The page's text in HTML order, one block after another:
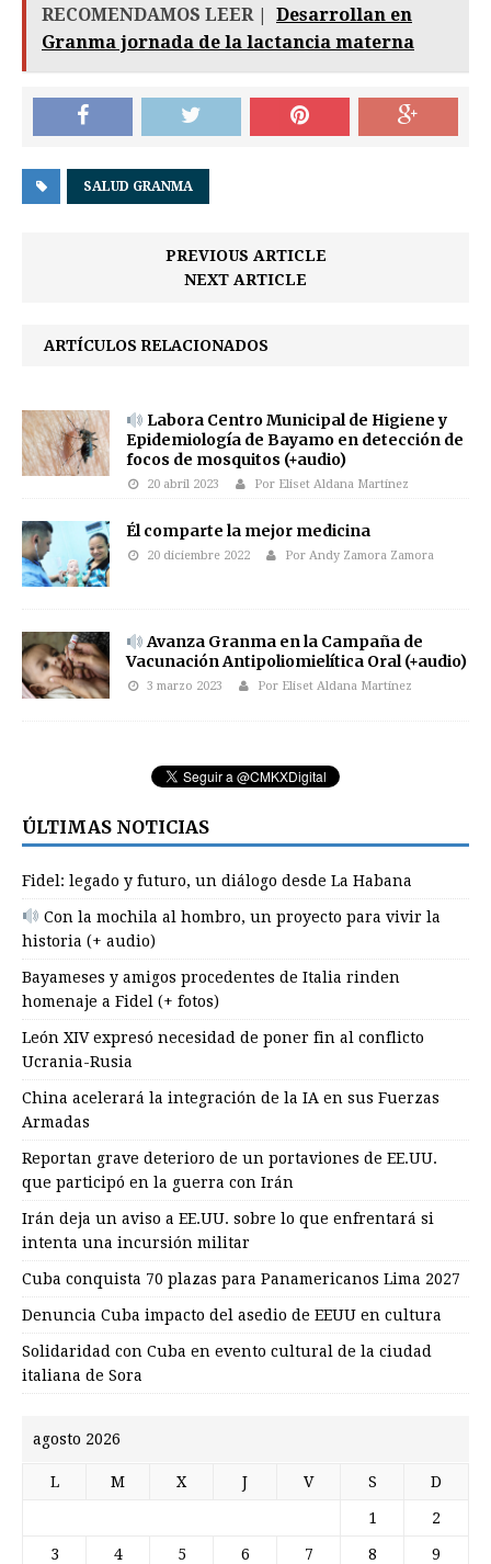
RECOMENDAMOS LEER |
Desarrollan en
Granma jornada de la lactancia materna
SALUD GRANMA
PREVIOUS ARTICLE
NEXT ARTICLE
ARTÍCULOS RELACIONADOS
Labora Centro Municipal de Higiene y
Epidemiología de Bayamo en detección de
focos de mosquitos (+audio)
20 abril 2023 Por Eliset Aldana Martínez
Él comparte la mejor medicina
20 diciembre 2022 Por Andy Zamora Zamora
Avanza Granma en la Campaña de
Vacunación Antipoliomielítica Oral (+audio)
3 marzo 2023 Por Eliset Aldana Martínez
ÚLTIMAS NOTICIAS
Fidel: legado y futuro, un diálogo desde La Habana
Con la mochila al hombro, un proyecto para vivir la
historia (+ audio)
Bayameses y amigos procedentes de Italia rinden
homenaje a Fidel (+ fotos)
León XIV expresó necesidad de poner fin al conflicto
Ucrania-Rusia
China acelerará la integración de la IA en sus Fuerzas
Armadas
Reportan grave deterioro de un portaviones de EE.UU.
que participó en la guerra con Irán
Irán deja un aviso a EE.UU. sobre lo que enfrentará si
intenta una incursión militar
Cuba conquista 70 plazas para Panamericanos Lima 2027
Denuncia Cuba impacto del asedio de EEUU en cultura
Solidaridad con Cuba en evento cultural de la ciudad
italiana de Sora
agosto 2026
L M X J V S D
1 2
3 4 5 6 7 8 9